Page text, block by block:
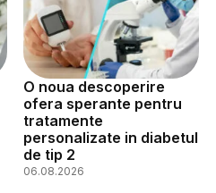
O noua descoperire
ofera sperante pentru
tratamente
personalizate in diabetul
de tip 2
06.08.2026